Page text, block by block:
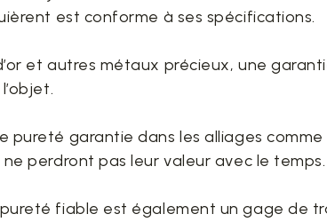
est conforme à ses spécifications.
et autres métaux précieux, une
pureté garantie dans les alliages comme
ne perdront pas leur valeur avec le temps.
fiable est également un gage de